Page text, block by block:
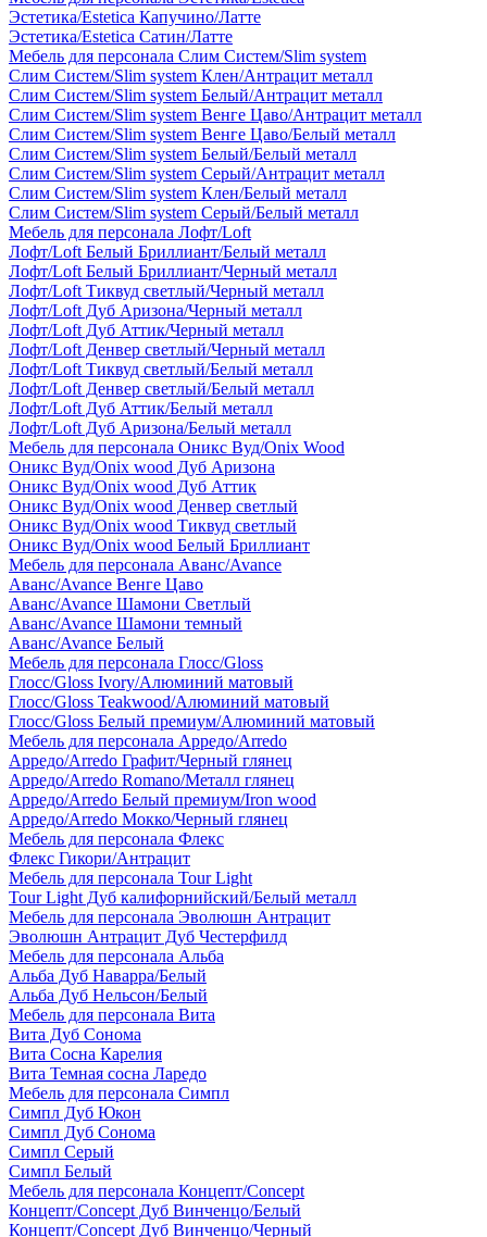
Эстетика/Estetica Капучино/Латте
Эстетика/Estetica Сатин/Латте
Мебель для персонала Слим Систем/Slim system
Слим Систем/Slim system Клен/Антрацит металл
Слим Систем/Slim system Белый/Антрацит металл
Слим Систем/Slim system Венге Цаво/Антрацит металл
Слим Систем/Slim system Венге Цаво/Белый металл
Слим Систем/Slim system Белый/Белый металл
Слим Систем/Slim system Серый/Антрацит металл
Слим Систем/Slim system Клен/Белый металл
Слим Систем/Slim system Серый/Белый металл
Мебель для персонала Лофт/Loft
Лофт/Loft Белый Бриллиант/Белый металл
Лофт/Loft Белый Бриллиант/Черный металл
Лофт/Loft Тиквуд светлый/Черный металл
Лофт/Loft Дуб Аризона/Черный металл
Лофт/Loft Дуб Аттик/Черный металл
Лофт/Loft Денвер светлый/Черный металл
Лофт/Loft Тиквуд светлый/Белый металл
Лофт/Loft Денвер светлый/Белый металл
Лофт/Loft Дуб Аттик/Белый металл
Лофт/Loft Дуб Аризона/Белый металл
Мебель для персонала Оникс Вуд/Onix Wood
Оникс Вуд/Onix wood Дуб Аризона
Оникс Вуд/Onix wood Дуб Аттик
Оникс Вуд/Onix wood Денвер светлый
Оникс Вуд/Onix wood Тиквуд светлый
Оникс Вуд/Onix wood Белый Бриллиант
Мебель для персонала Аванс/Avance
Аванс/Avance Венге Цаво
Аванс/Avance Шамони Светлый
Аванс/Avance Шамони темный
Аванс/Avance Белый
Мебель для персонала Глосс/Gloss
Глосс/Gloss Ivory/Алюминий матовый
Глосс/Gloss Teakwood/Алюминий матовый
Глосс/Gloss Белый премиум/Алюминий матовый
Мебель для персонала Арредо/Arredo
Арредо/Arredo Графит/Черный глянец
Арредо/Arredo Romano/Металл глянец
Арредо/Arredo Белый премиум/Iron wood
Арредо/Arredo Мокко/Черный глянец
Мебель для персонала Флекс
Флекс Гикори/Антрацит
Мебель для персонала Tour Light
Tour Light Дуб калифорнийский/Белый металл
Мебель для персонала Эволюшн Антрацит
Эволюшн Антрацит Дуб Честерфилд
Мебель для персонала Альба
Альба Дуб Наварра/Белый
Альба Дуб Нельсон/Белый
Мебель для персонала Вита
Вита Дуб Сонома
Вита Сосна Карелия
Вита Темная сосна Ларедо
Мебель для персонала Симпл
Симпл Дуб Юкон
Симпл Дуб Сонома
Симпл Серый
Симпл Белый
Мебель для персонала Концепт/Concept
Концепт/Concept Дуб Винченцо/Белый
Концепт/Concept Дуб Винченцо/Черный